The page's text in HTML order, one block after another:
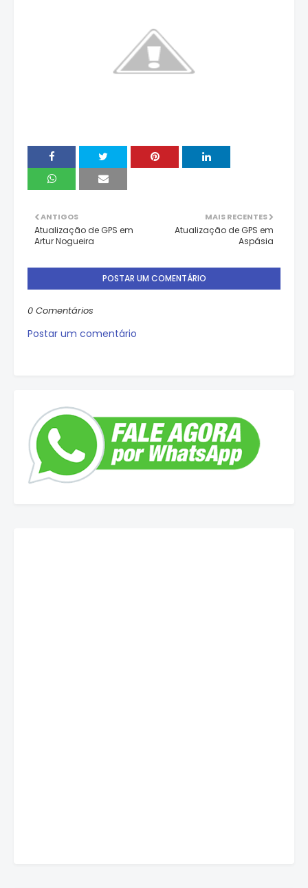
MAIS RECENTES
Atualização de GPS em
Aspásia
ANTIGOS
Atualização de GPS em
Artur Nogueira
POSTAR UM COMENTÁRIO
0 Comentários
Postar um comentário